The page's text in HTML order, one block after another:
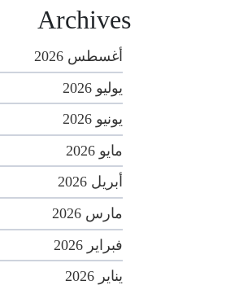
Archives
أغسطس 2026
يوليو 2026
يونيو 2026
مايو 2026
أبريل 2026
مارس 2026
فبراير 2026
يناير 2026